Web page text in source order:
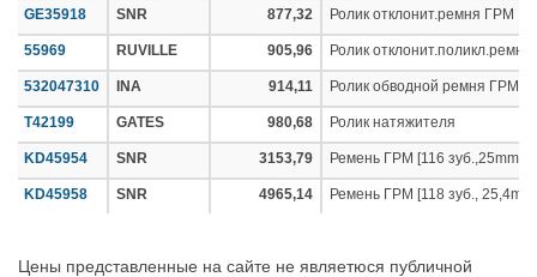
GE35918 SNR 877,32 Ролик отклонит.ремня ГРМ
55969 RUVILLE 905,96 Ролик отклонит.поликл.ремня
532047310 INA 914,11 Ролик обводной ремня ГРМ
T42199 GATES 980,68 Ролик натяжителя
KD45954 SNR 3153,79 Ремень ГРМ [116 зуб.,25mm]
KD45958 SNR 4965,14 Ремень ГРМ [118 зуб.,
Цены представленные на сайте не являетюся публичной